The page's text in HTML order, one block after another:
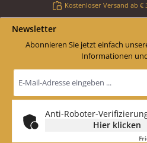
Kostenloser Versand ab
Newsletter
Abonnieren Sie jetzt einfach
Informationen
E-
Mail-
*
Anti-Roboter-
Hier klicken